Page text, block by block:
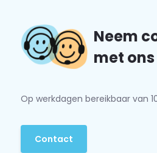
Neem
met
Op werkdagen bereikbaar van
Contact